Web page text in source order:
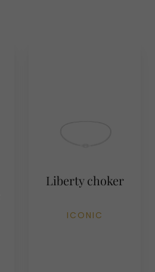
Liberty choker
ICONIC